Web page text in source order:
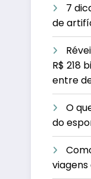
7
de
R$ 218
entre
O
do